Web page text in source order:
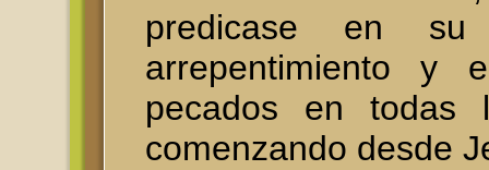
predicase en
arrepentimiento y
pecados en todas
comenzando desde